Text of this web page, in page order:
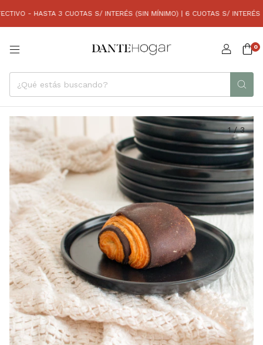
- HASTA 3 CUOTAS S/ INTERÉS (SIN MÍNIMO) | 6 CUOTAS S/ INTERÉS
0
1/3